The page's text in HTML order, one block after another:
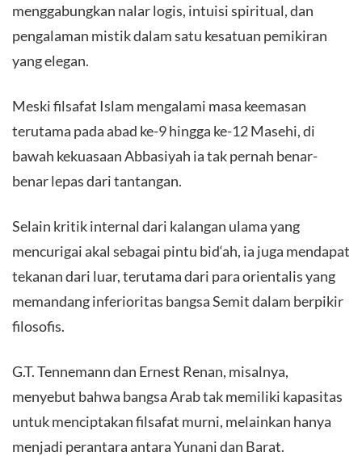
menggabungkan nalar logis, intuisi spiritual, dan
pengalaman mistik dalam satu kesatuan pemikiran
yang elegan.
Meski filsafat Islam mengalami masa keemasan
terutama pada abad ke-9 hingga ke-12 Masehi, di
bawah kekuasaan Abbasiyah ia tak pernah benar-
benar lepas dari tantangan.
Selain kritik internal dari kalangan ulama yang
mencurigai akal sebagai pintu bid‘ah, ia juga mendapat
tekanan dari luar, terutama dari para orientalis yang
memandang inferioritas bangsa Semit dalam berpikir
filosofis.
G.T. Tennemann dan Ernest Renan, misalnya,
menyebut bahwa bangsa Arab tak memiliki kapasitas
untuk menciptakan filsafat murni, melainkan hanya
menjadi perantara antara Yunani dan Barat.